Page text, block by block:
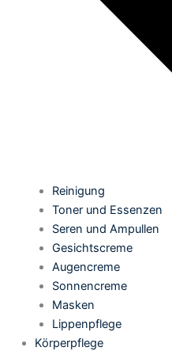
Reinigung
Toner und Essenzen
Seren und Ampullen
Gesichtscreme
Augencreme
Sonnencreme
Masken
Lippenpflege
Körperpflege